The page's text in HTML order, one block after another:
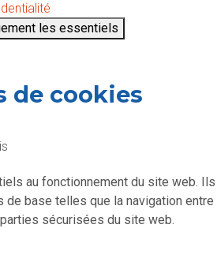
les essentiels
de cookies
au fonctionnement du site web. Ils
base telles que la navigation entre
sécurisées du site web.